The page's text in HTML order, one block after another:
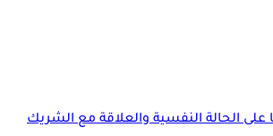
الحالة النفسية والعلاقة مع الشريك